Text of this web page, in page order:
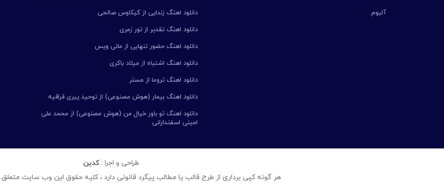
آلبوم
دانلود اهنگ زندایی از کیکاوس صالحی
دانلود اهنگ تقدیر از تور زمری
دانلود اهنگ حضور تنهایی از مانی ویس
دانلود اهنگ اشتباه از میلاد باکری
دانلود اهنگ تروما از مستر
دانلود اهنگ بیمار (هوش مصنوعی) از توحید پیری قراقیه
دانلود اهنگ تو باور خیال من (هوش مصنوعی) از محمد علی
امینی اسفندارانی
طراحی و اجرا :کدین
هر گونه کپی برداری از طرح قالب یا مطالب پیگرد قانونی دارد ، کلیه حقوق این وب سایت